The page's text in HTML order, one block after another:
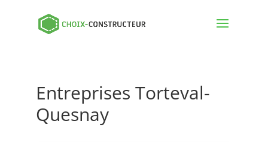
Entreprises Torteval-
Quesnay